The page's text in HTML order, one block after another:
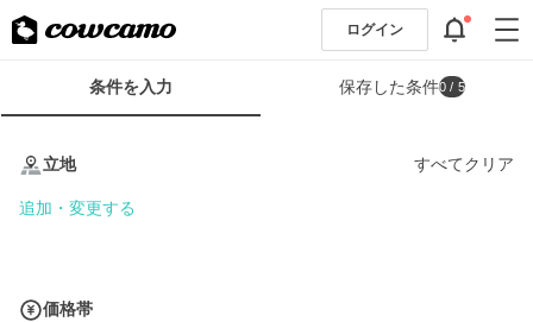
ログイン
条
条件を入力 保存した条件0 / 5
立地 すべてクリア
追加・変更する
価格帯